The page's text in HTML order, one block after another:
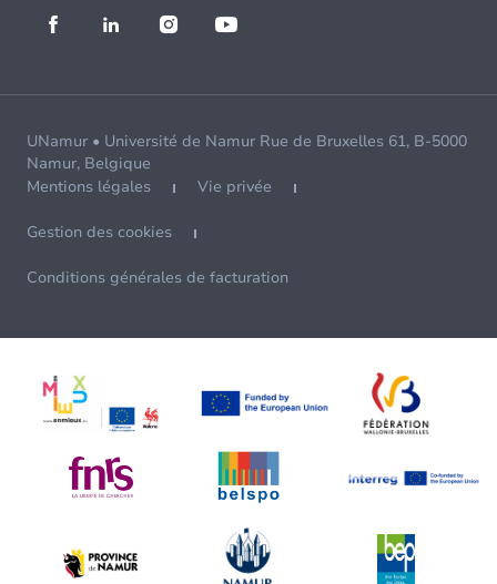
UNamur • Université de Namur Rue de Bruxelles 61, B-5000
Namur, Belgique
Mentions légales
Vie privée
Gestion des cookies
Conditions générales de facturation